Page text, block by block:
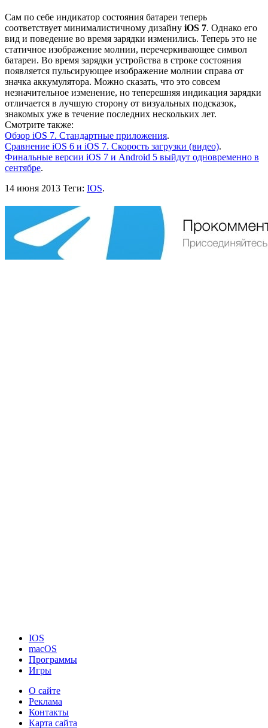
Сам по себе индикатор состояния батареи теперь
соответствует минималистичному дизайну iOS 7. Однако его
вид и поведение во время зарядки изменились. Теперь это не
статичное изображение молнии, перечеркивающее символ
батареи. Во время зарядки устройства в строке состояния
появляется пульсирующее изображение молнии справа от
значка аккумулятора. Можно сказать, что это совсем
незначительное изменение, но теперешняя индикация зарядки
отличается в лучшую сторону от визуальных подсказок,
знакомых уже в течение последних нескольких лет.
Смотрите также:
Обзор iOS 7. Стандартные приложения.
Сравнение iOS 6 и iOS 7. Скорость загрузки (видео).
Финальные версии iOS 7 и Android 5 выйдут одновременно в
сентябре.
14 июня 2013 Теги: IOS.
IOS
macOS
Программы
Игры
О сайте
Реклама
Контакты
Карта сайта